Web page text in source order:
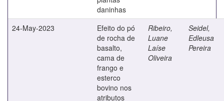
daninhas
24-May-2023
Efeito do pó
de rocha de
basalto,
cama de
frango e
esterco
bovino nos
atributos
Ribeiro,
Luane
Laíse
Oliveira
Seidel,
Edleusa
Pereira